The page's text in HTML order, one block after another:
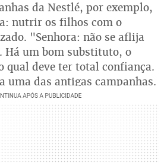
da Nestlé, por exemplo,
nutrir os filhos com o
"Senhora: não se aflija
Há um bom substituto, o
qual deve ter total confiança.
uma das antigas campanhas.